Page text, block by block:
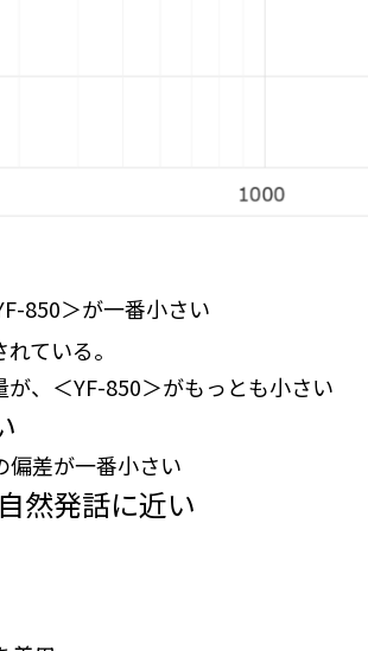
850＞が一番小さい
れている。
、＜YF-850＞がもっとも小さい
偏差が一番小さい
然発話に近い